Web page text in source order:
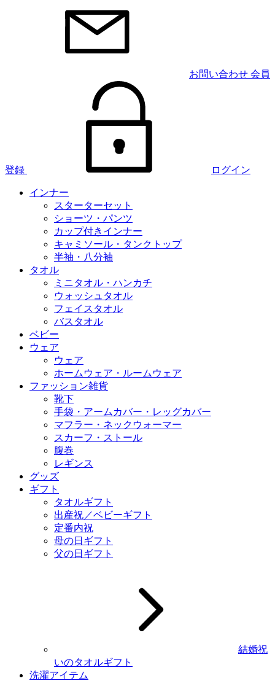
お問い合わせ 会員
登録 ログイン
インナー
スターターセット
ショーツ・パンツ
カップ付きインナー
キャミソール・タンクトップ
半袖・八分袖
タオル
ミニタオル・ハンカチ
ウォッシュタオル
フェイスタオル
バスタオル
ベビー
ウェア
ウェア
ホームウェア・ルームウェア
ファッション雑貨
靴下
手袋・アームカバー・レッグカバー
マフラー・ネックウォーマー
スカーフ・ストール
腹巻
レギンス
グッズ
ギフト
タオルギフト
出産祝／ベビーギフト
定番内祝
母の日ギフト
父の日ギフト
結婚祝
いのタオルギフト
洗濯アイテム